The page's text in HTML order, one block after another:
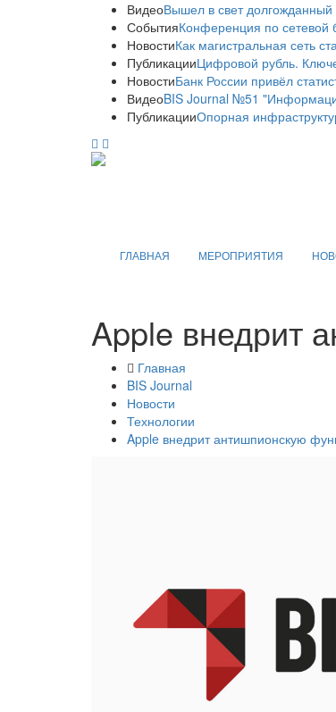
ВидеоВышел в свет
СобытияКонференция по сетевой
НовостиКак магистральная сеть
ПубликацииЦифровой рубль.
НовостиБанк России привёл
ВидеоBIS Journal №51
ПубликацииОпорная
ГЛАВНАЯ МЕРОПРИЯТИЯ
Apple внедрит
Главная
BIS Journal
Новости
Технологии
Apple внедрит антишпионскую